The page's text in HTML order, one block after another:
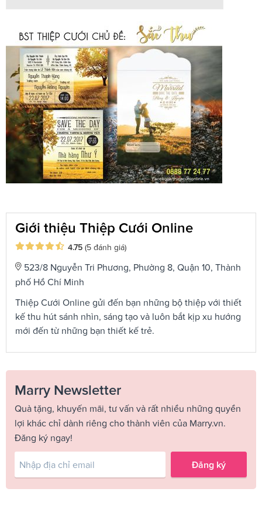
Giới thiệu Thiệp Cưới Online
4.75 (5 đánh giá)
523/8 Nguyễn Tri Phương, Phường 8, Quận 10, Thành
phố Hồ Chí Minh
Thiệp Cưới Online gửi đến bạn những bộ thiệp với thiết
kế thu hút sánh nhìn, sáng tạo và luôn bắt kịp xu hướng
mới đến từ những bạn thiết kế trẻ.
Marry Newsletter
Quà tặng, khuyến mãi, tư vấn và rất nhiều những quyền
lợi khác chỉ dành riêng cho thành viên của Marry.vn.
Đăng ký ngay!
Đăng ký